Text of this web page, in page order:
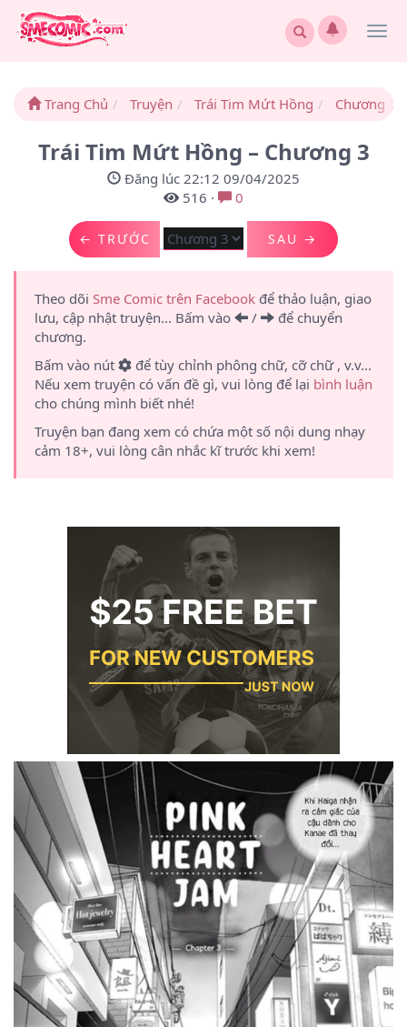
Trang Chủ Truyện Trái Tim Mứt Hồng Chương 3
Trái Tim Mứt Hồng – Chương 3
Đăng lúc 22:12 09/04/2025
516 · 0
← TRƯỚC SAU →
Theo dõi Sme Comic trên Facebook để thảo luận, giao
lưu, cập nhật truyện... Bấm vào
/
để chuyển
chương.
Bấm vào nút
để tùy chỉnh phông chữ, cỡ chữ , v.v...
Nếu xem truyện có vấn đề gì, vui lòng để lại bình luận
cho chúng mình biết nhé!
Truyện bạn đang xem có chứa một số nội dung nhạy
cảm 18+, vui lòng cân nhắc kĩ trước khi xem!